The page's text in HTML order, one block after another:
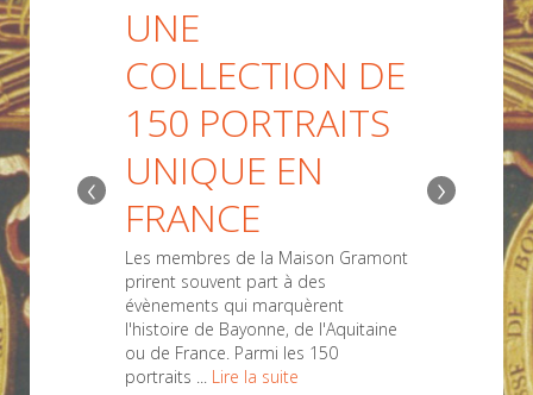
UNE
COLLECTION DE
150 PORTRAITS
UNIQUE EN
FRANCE
Les membres de la Maison Gramont
prirent souvent part à des
évènements qui marquèrent
l'histoire de Bayonne, de l'Aquitaine
ou de France. Parmi les 150
portraits ... Lire la suite
›
‹